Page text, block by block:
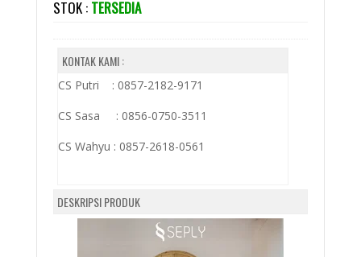
STOK : TERSEDIA
KONTAK KAMI :
CS Putri : 0857-2182-9171
CS Sasa : 0856-0750-3511
CS Wahyu : 0857-2618-0561
DESKRIPSI PRODUK